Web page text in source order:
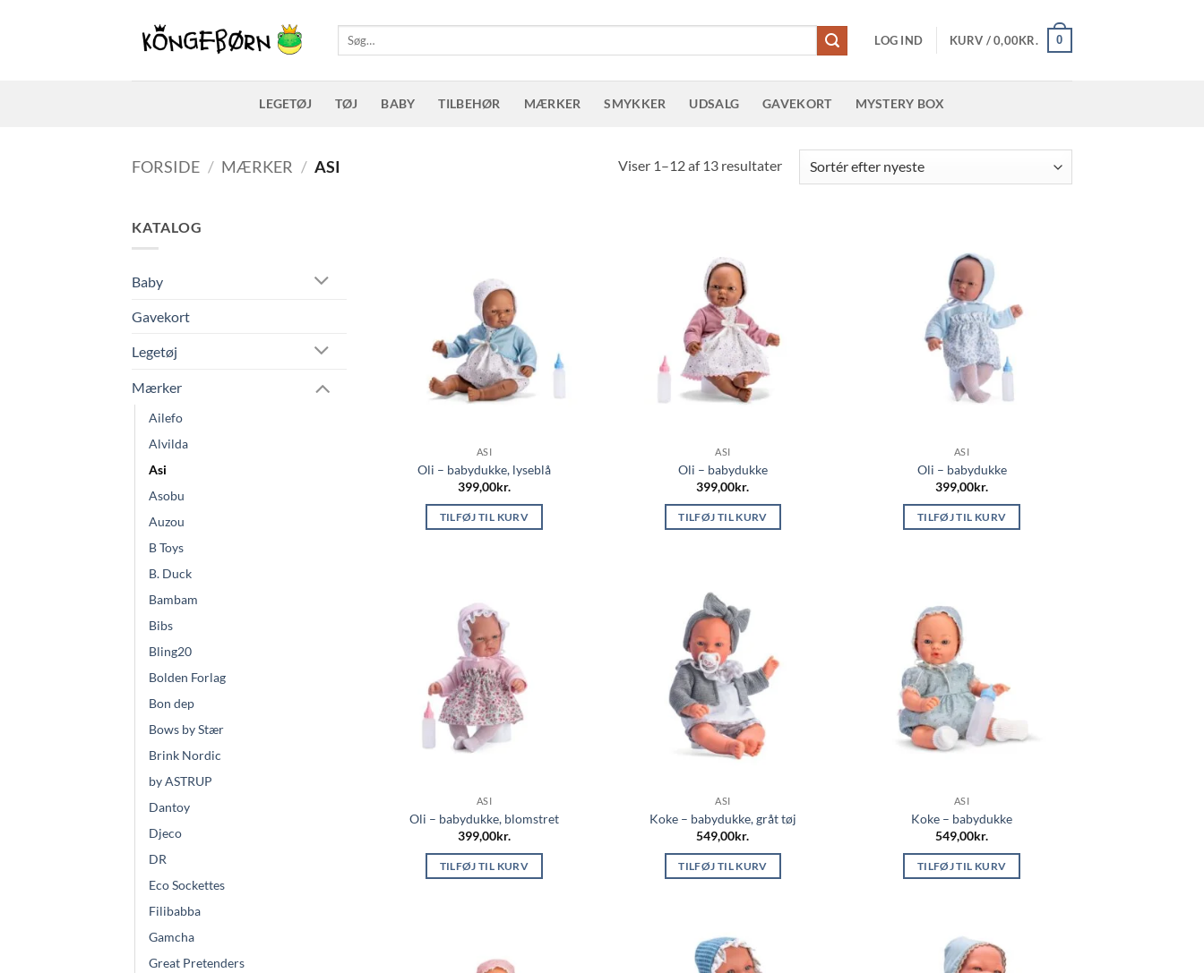
Søg
efter:
LOG IND KURV /0,00KR. 0
LEGETØJ TØJ BABY TILBEHØR MÆRKER SMYKKER UDSALG GAVEKORT MYSTERY BOX
FORSIDE / MÆRKER / ASI Viser 1–12 af 13 resultaterSorteret
efter
KATALOG
Baby
Gavekort
Legetøj
Mærker
Ailefo
Alvilda
Asi
Asobu
Auzou
B Toys
B. Duck
Bambam
Bibs
Bling20
Bolden Forlag
Bon dep
Bows by Stær
Brink Nordic
by ASTRUP
Dantoy
Djeco
DR
Eco Sockettes
Filibabba
Gamcha
Great Pretenders
ASI
Oli – babydukke, lyseblå
399,00kr.
TILFØJ TIL KURV
ASI
Oli – babydukke
399,00kr.
TILFØJ TIL KURV
ASI
Oli – babydukke
399,00kr.
TILFØJ TIL KURV
ASI
Oli – babydukke, blomstret
399,00kr.
TILFØJ TIL KURV
ASI
Koke – babydukke, gråt tøj
549,00kr.
TILFØJ TIL KURV
ASI
Koke – babydukke
549,00kr.
TILFØJ TIL KURV